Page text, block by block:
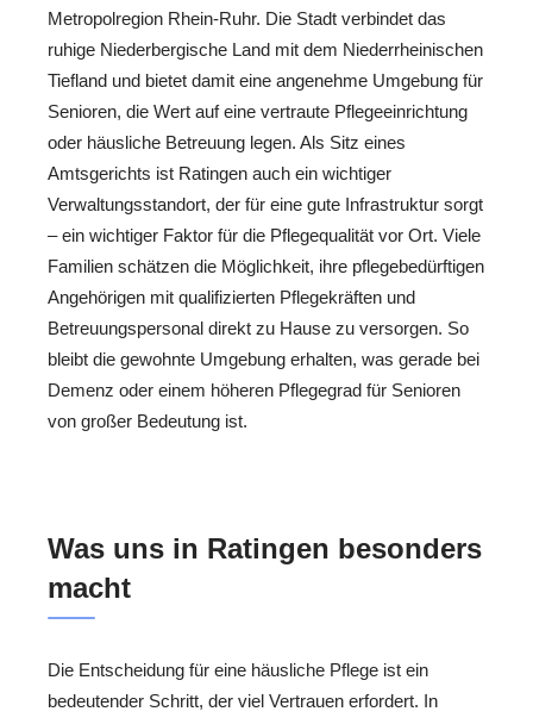
Metropolregion Rhein-Ruhr. Die Stadt verbindet das
ruhige Niederbergische Land mit dem Niederrheinischen
Tiefland und bietet damit eine angenehme Umgebung für
Senioren, die Wert auf eine vertraute Pflegeeinrichtung
oder häusliche Betreuung legen. Als Sitz eines
Amtsgerichts ist Ratingen auch ein wichtiger
Verwaltungsstandort, der für eine gute Infrastruktur sorgt
– ein wichtiger Faktor für die Pflegequalität vor Ort. Viele
Familien schätzen die Möglichkeit, ihre pflegebedürftigen
Angehörigen mit qualifizierten Pflegekräften und
Betreuungspersonal direkt zu Hause zu versorgen. So
bleibt die gewohnte Umgebung erhalten, was gerade bei
Demenz oder einem höheren Pflegegrad für Senioren
von großer Bedeutung ist.
Was uns in Ratingen besonders
macht
Die Entscheidung für eine häusliche Pflege ist ein
bedeutender Schritt, der viel Vertrauen erfordert. In